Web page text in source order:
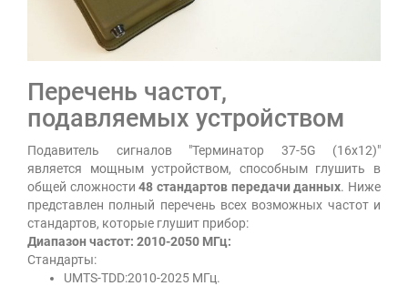
Перечень частот,
подавляемых устройством
Подавитель сигналов "Терминатор 37-5G (16х12)"
является мощным устройством, способным глушить в
общей сложности48 стандартов передачи данных. Ниже
представлен полный перечень всех возможных частот и
стандартов, которые глушит прибор:
Диапазон частот: 2010-2050 МГц:
Стандарты:
UMTS-TDD:2010-2025 МГц.